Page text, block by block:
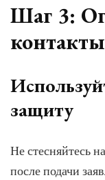
Шаг 3:
контакты
защиту
Не стесняйтесь
после подачи